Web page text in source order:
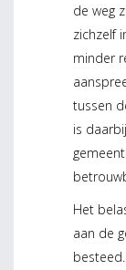
de weg
zichzelf
minder
tussen
is
Het
aan de